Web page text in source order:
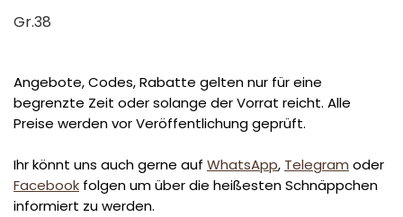
Gr.38
Angebote, Codes, Rabatte gelten nur für eine
begrenzte Zeit oder solange der Vorrat reicht. Alle
Preise werden vor Veröffentlichung geprüft.
Ihr könnt uns auch gerne auf WhatsApp, Telegram oder
Facebook folgen um über die heißesten Schnäppchen
informiert zu werden.